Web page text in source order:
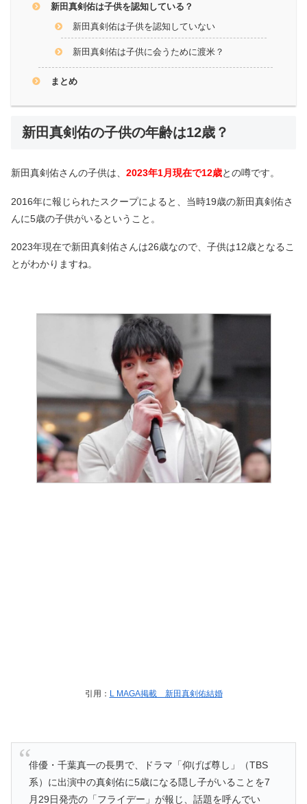
新田真剣佑は子供を認知している？
新田真剣佑は子供を認知していない
新田真剣佑は子供に会うために渡米？
まとめ
新田真剣佑の子供の年齢は12歳？
新田真剣佑さんの子供は、 2023年1月現在で12歳との噂です。
2016年に報じられたスクープによると、当時19歳の新田真剣佑さ
んに5歳の子供がいるということ。
2023年現在で新田真剣佑さんは26歳なので、子供は12歳となるこ
とがわかりますね。
引用： L MAGA掲載 新田真剣佑結婚
俳優・千葉真一の長男で、ドラマ「仰げば尊し」（TBS
系）に出演中の真剣佑に5歳になる隠し子がいることを7
月29日発売の「フライデー」が報じ、話題を呼んでい